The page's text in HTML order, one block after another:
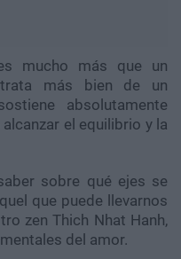
mucho más que un
más bien de un
absolutamente
el equilibrio y la
sobre qué ejes se
que puede llevarnos
zen Thich Nhat Hanh,
del amor.